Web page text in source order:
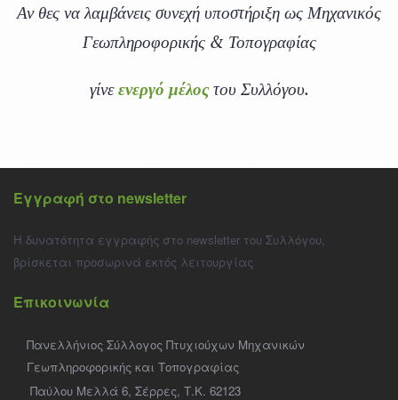
Αν θες να λαμβάνεις συνεχή υποστήριξη ως Μηχανικός
Γεωπληροφορικής & Τοπογραφίας
γίνεενεργό μέλοςτου Συλλόγου.
Εγγραφή στο newsletter
Η δυνατότητα εγγραφής στο newsletter του Συλλόγου,
βρίσκεται προσωρινά εκτός λειτουργίας
Επικοινωνία
Πανελλήνιος Σύλλογος Πτυχιούχων Μηχανικών
Γεωπληροφορικής και Τοπογραφίας
Παύλου Μελλά 6, Σέρρες, Τ.Κ. 62123